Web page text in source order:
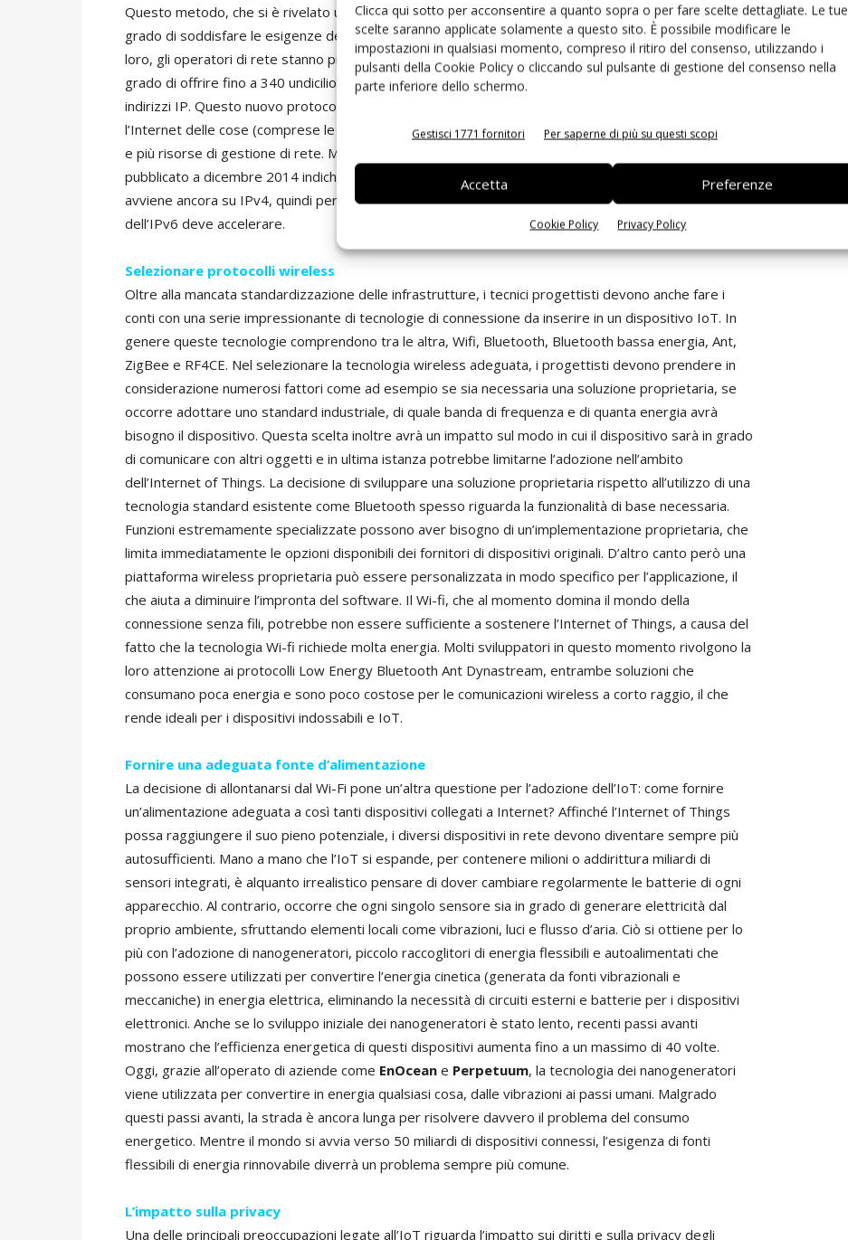
Clicca qui sotto per acconsentire a quanto sopra o per fare scelte dettagliate. Le tue
scelte saranno applicate solamente a questo sito. È possibile modificare le
impostazioni in qualsiasi momento, compreso il ritiro del consenso, utilizzando i
pulsanti della Cookie Policy o cliccando sul pulsante di gestione del consenso nella
parte inferiore dello schermo.
Gestisci 1771 fornitori Per saperne di più su questi scopi
Accetta Preferenze
Cookie Policy Privacy Policy
Questo metodo, che si è rivelato utile per evitare l’esaurimento degli IP, probabilmente non sarà in
grado di soddisfare le esigenze dell’IoT, mano a mano che aumentano i dispositivi collegati. Dal canto
loro, gli operatori di rete stanno promuovendo l’adozione dell’IPv6, un nuovo protocollo da 128 bit in
grado di offrire fino a 340 undicilioni (340.000.000.000.000.000.000.000.000.000.000.000.000) di
indirizzi IP. Questo nuovo protocollo non solo aiuterà a fornire abbastanza indirizzi per supportare
l’Internet delle cose (comprese le applicazioni ‘smart dust’), ma offrirà anche una maggiore sicurezza
e più risorse di gestione di rete. Malgrado i numerosi vantaggi dell’IPv6, un rapporto di Google
pubblicato a dicembre 2014 indicherebbe che oltre il 94% dell’intero traffico mondiale su Internet
avviene ancora su IPv4, quindi per garantire il successo della tecnologia dell’IoT, il tasso di adozione
dell’IPv6 deve accelerare.
Selezionare protocolli wireless
Oltre alla mancata standardizzazione delle infrastrutture, i tecnici progettisti devono anche fare i
conti con una serie impressionante di tecnologie di connessione da inserire in un dispositivo IoT. In
genere queste tecnologie comprendono tra le altra, Wifi, Bluetooth, Bluetooth bassa energia, Ant,
ZigBee e RF4CE. Nel selezionare la tecnologia wireless adeguata, i progettisti devono prendere in
considerazione numerosi fattori come ad esempio se sia necessaria una soluzione proprietaria, se
occorre adottare uno standard industriale, di quale banda di frequenza e di quanta energia avrà
bisogno il dispositivo. Questa scelta inoltre avrà un impatto sul modo in cui il dispositivo sarà in grado
di comunicare con altri oggetti e in ultima istanza potrebbe limitarne l’adozione nell’ambito
dell’Internet of Things. La decisione di sviluppare una soluzione proprietaria rispetto all’utilizzo di una
tecnologia standard esistente come Bluetooth spesso riguarda la funzionalità di base necessaria.
Funzioni estremamente specializzate possono aver bisogno di un’implementazione proprietaria, che
limita immediatamente le opzioni disponibili dei fornitori di dispositivi originali. D’altro canto però una
piattaforma wireless proprietaria può essere personalizzata in modo specifico per l’applicazione, il
che aiuta a diminuire l’impronta del software. Il Wi-fi, che al momento domina il mondo della
connessione senza fili, potrebbe non essere sufficiente a sostenere l’Internet of Things, a causa del
fatto che la tecnologia Wi-fi richiede molta energia. Molti sviluppatori in questo momento rivolgono la
loro attenzione ai protocolli Low Energy Bluetooth Ant Dynastream, entrambe soluzioni che
consumano poca energia e sono poco costose per le comunicazioni wireless a corto raggio, il che
rende ideali per i dispositivi indossabili e IoT.
Fornire una adeguata fonte d’alimentazione
La decisione di allontanarsi dal Wi-Fi pone un’altra questione per l’adozione dell’IoT: come fornire
un’alimentazione adeguata a così tanti dispositivi collegati a Internet? Affinché l’Internet of Things
possa raggiungere il suo pieno potenziale, i diversi dispositivi in rete devono diventare sempre più
autosufficienti. Mano a mano che l’IoT si espande, per contenere milioni o addirittura miliardi di
sensori integrati, è alquanto irrealistico pensare di dover cambiare regolarmente le batterie di ogni
apparecchio. Al contrario, occorre che ogni singolo sensore sia in grado di generare elettricità dal
proprio ambiente, sfruttando elementi locali come vibrazioni, luci e flusso d’aria. Ciò si ottiene per lo
più con l’adozione di nanogeneratori, piccolo raccoglitori di energia flessibili e autoalimentati che
possono essere utilizzati per convertire l’energia cinetica (generata da fonti vibrazionali e
meccaniche) in energia elettrica, eliminando la necessità di circuiti esterni e batterie per i dispositivi
elettronici. Anche se lo sviluppo iniziale dei nanogeneratori è stato lento, recenti passi avanti
mostrano che l’efficienza energetica di questi dispositivi aumenta fino a un massimo di 40 volte.
Oggi, grazie all’operato di aziende come EnOcean e Perpetuum, la tecnologia dei nanogeneratori
viene utilizzata per convertire in energia qualsiasi cosa, dalle vibrazioni ai passi umani. Malgrado
questi passi avanti, la strada è ancora lunga per risolvere davvero il problema del consumo
energetico. Mentre il mondo si avvia verso 50 miliardi di dispositivi connessi, l’esigenza di fonti
flessibili di energia rinnovabile diverrà un problema sempre più comune.
L’impatto sulla privacy
Una delle principali preoccupazioni legate all’IoT riguarda l’impatto sui diritti e sulla privacy degli